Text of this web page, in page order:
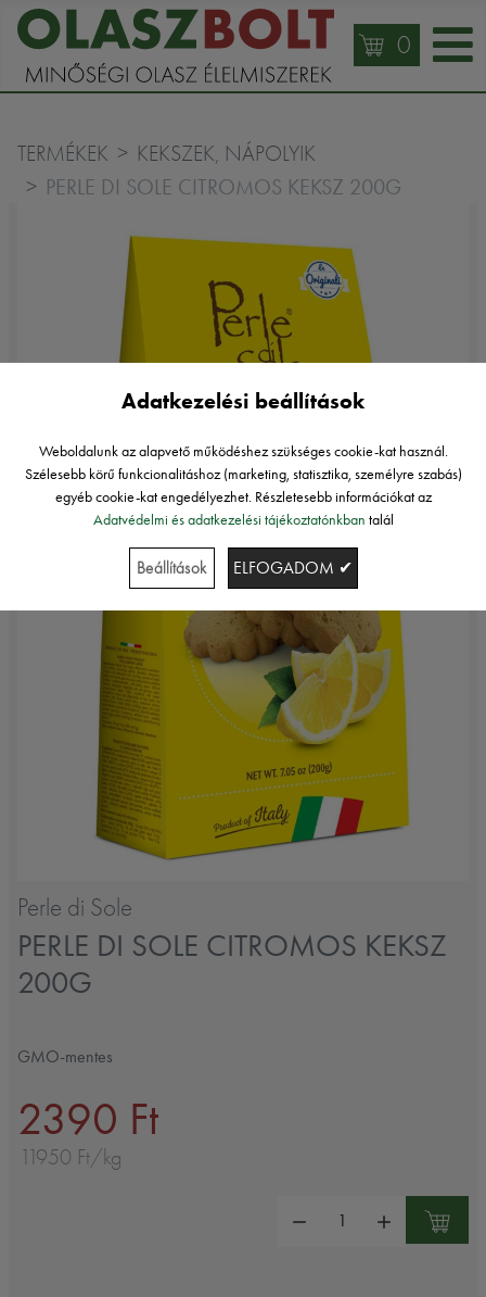
0
TERMÉKEK KEKSZEK, NÁPOLYIK
PERLE DI SOLE CITROMOS KEKSZ 200G
Perle di Sole
PERLE DI SOLE CITROMOS KEKSZ
200G
GMO-mentes
2390 Ft
11950 Ft/kg
Adatkezelési beállítások
Weboldalunk az alapvető működéshez szükséges cookie-kat használ.
Szélesebb körű funkcionalitáshoz (marketing, statisztika, személyre szabás)
egyéb cookie-kat engedélyezhet. Részletesebb információkat az
Adatvédelmi és adatkezelési tájékoztatónkban talál
Beállítások ELFOGADOM ✔